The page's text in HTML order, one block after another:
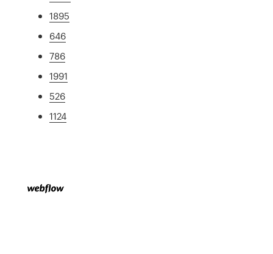
1895
646
786
1991
526
1124